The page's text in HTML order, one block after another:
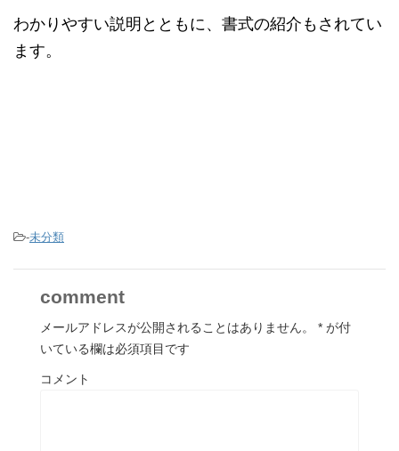
わかりやすい説明とともに、書式の紹介もされてい
ます。
-未分類
comment
メールアドレスが公開されることはありません。 * が付
いている欄は必須項目です
コメント